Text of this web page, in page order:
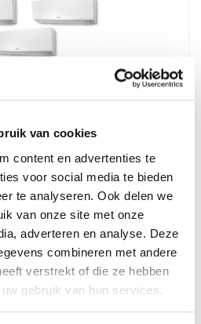
van cookies
content en advertenties te
voor social media te bieden
te analyseren. Ook delen we
van onze site met onze
adverteren en analyse. Deze
combineren met andere
verstrekt of die ze hebben
gebruik van hun services.
met 5 binnen units